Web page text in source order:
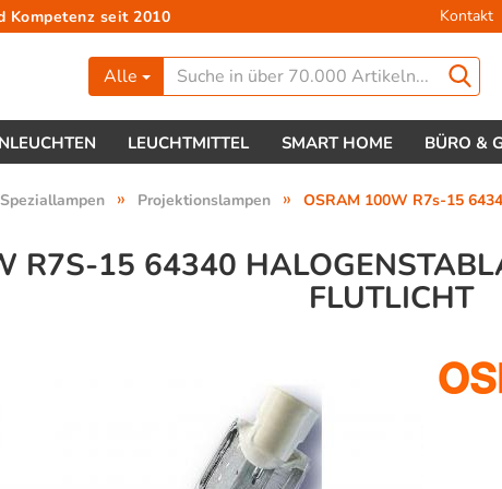
Kompetenz seit 2010 Kontakt
Alle
LEUCHTMITTEL SMART HOME BÜRO &
Speziallampen » Projektionslampen » OSRAM 100W R7s-15
R7S-15 64340
FLUTLICHT